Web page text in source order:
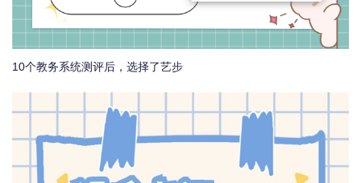
10个教务系统测评后，选择了艺步